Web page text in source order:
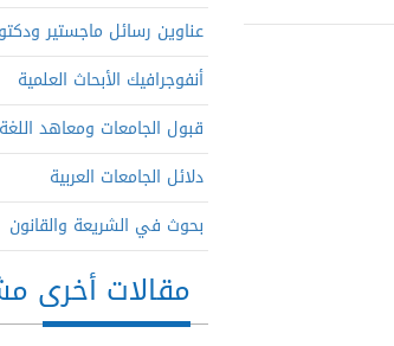
عناوين رسائل ماجستير
أنفوجرافيك الأبحاث العلمية
قبول الجامعات ومعاهد اللغة
دلائل الجامعات العربية
بحوث في الشريعة والقانون
مقالات أخرى